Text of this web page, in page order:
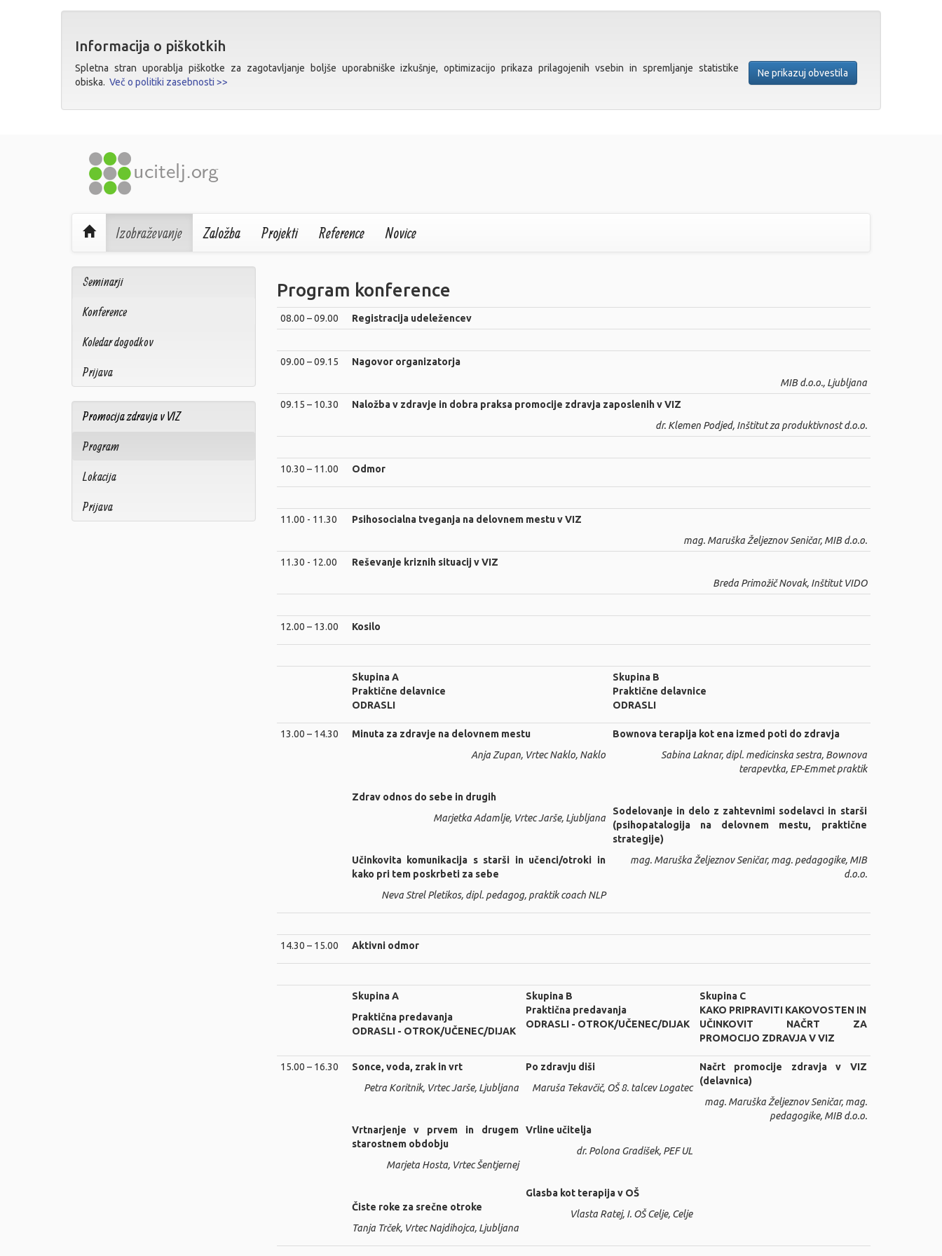
Informacija o piškotkih
Ne prikazuj obvestila
Spletna stran uporablja piškotke za zagotavljanje boljše uporabniške izkušnje, optimizacijo prikaza prilagojenih vsebin in spremljanje statistike
obiska. Več o politiki zasebnosti >>
Izobraževanje Založba Projekti Reference Novice
Seminarji
Konference
Koledar dogodkov
Prijava
Promocija zdravja v VIZ
Program
Lokacija
Prijava
Program konference
08.00 – 09.00 Registracija udeležencev
09.00 – 09.15
Nagovor organizatorja
MIB d.o.o., Ljubljana
09.15 – 10.30
Naložba v zdravje in dobra praksa promocije zdravja zaposlenih v VIZ
dr. Klemen Podjed, Inštitut za produktivnost d.o.o.
10.30 – 11.00 Odmor
11.00 - 11.30
Psihosocialna tveganja na delovnem mestu v VIZ
mag. Maruška Željeznov Seničar, MIB d.o.o.
11.30 - 12.00
Reševanje kriznih situacij v VIZ
Breda Primožič Novak, Inštitut VIDO
12.00 – 13.00 Kosilo
Skupina A
Praktične delavnice
ODRASLI
Skupina B
Praktične delavnice
ODRASLI
13.00 – 14.30
Minuta za zdravje na delovnem mestu
Anja Zupan, Vrtec Naklo, Naklo
Zdrav odnos do sebe in drugih
Marjetka Adamlje, Vrtec Jarše, Ljubljana
Učinkovita komunikacija s starši in učenci/otroki in
kako pri tem poskrbeti za sebe
Neva Strel Pletikos, dipl. pedagog, praktik coach NLP
Bownova terapija kot ena izmed poti do zdravja
Sabina Laknar, dipl. medicinska sestra, Bownova
terapevtka, EP-Emmet praktik
Sodelovanje in delo z zahtevnimi sodelavci in starši
(psihopatalogija na delovnem mestu, praktične
strategije)
mag. Maruška Željeznov Seničar, mag. pedagogike, MIB
d.o.o.
14.30 – 15.00 Aktivni odmor
Skupina A
Praktična predavanja
ODRASLI - OTROK/UČENEC/DIJAK
Skupina B
Praktična predavanja
ODRASLI - OTROK/UČENEC/DIJAK
Skupina C
KAKO PRIPRAVITI KAKOVOSTEN IN
UČINKOVIT NAČRT ZA
PROMOCIJO ZDRAVJA V VIZ
15.00 – 16.30
Sonce, voda, zrak in vrt
Petra Koritnik, Vrtec Jarše, Ljubljana
Vrtnarjenje v prvem in drugem
starostnem obdobju
Marjeta Hosta, Vrtec Šentjernej
Čiste roke za srečne otroke
Tanja Trček, Vrtec Najdihojca, Ljubljana
Po zdravju diši
Maruša Tekavčič, OŠ 8. talcev Logatec
Vrline učitelja
dr. Polona Gradišek, PEF UL
Glasba kot terapija v OŠ
Vlasta Ratej, I. OŠ Celje, Celje
Načrt promocije zdravja v VIZ
(delavnica)
mag. Maruška Željeznov Seničar, mag.
pedagogike, MIB d.o.o.